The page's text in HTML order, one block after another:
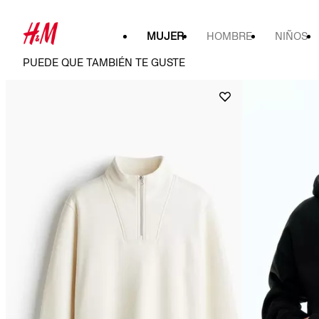
MUJER HOMBRE NIÑOS
PUEDE QUE TAMBIÉN TE GUSTE